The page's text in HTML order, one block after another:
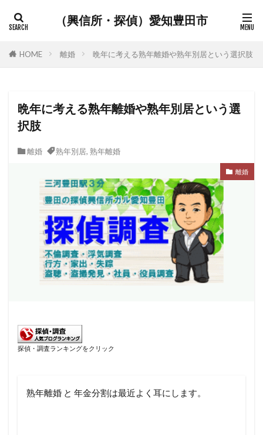
（興信所・探偵）愛知豊田市
HOME 離婚 晩年に考える熟年離婚や熟年別居という選択肢
晩年に考える熟年離婚や熟年別居という選
択肢
離婚 熟年別居, 熟年離婚
離婚
探偵・調査ランキングをクリック
熟年離婚 と 年金分割は最近よく耳にします。